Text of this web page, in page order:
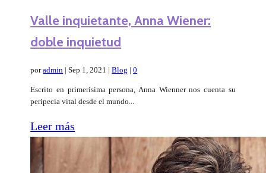
Valle inquietante, Anna Wiener:
doble inquietud
poradmin |Sep 1, 2021 |Blog |0
Escrito en primerísima persona, Anna Wienner nos cuenta su
peripecia vital desde el mundo...
Leer más